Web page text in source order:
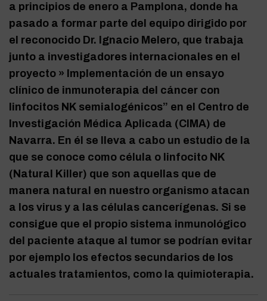
a principios de enero a Pamplona, donde ha
pasado a formar parte del equipo dirigido por
el reconocido Dr. Ignacio Melero, que trabaja
junto a investigadores internacionales en el
proyecto » Implementación de un ensayo
clínico de inmunoterapia del cáncer con
linfocitos NK semialogénicos” en el Centro de
Investigación Médica Aplicada (CIMA) de
Navarra. En él se lleva a cabo un estudio de la
que se conoce como célula o linfocito NK
(Natural Killer) que son aquellas que de
manera natural en nuestro organismo atacan
a los virus y a las células cancerígenas. Si se
consigue que el propio sistema inmunológico
del paciente ataque al tumor se podrían evitar
por ejemplo los efectos secundarios de los
actuales tratamientos, como la quimioterapia.